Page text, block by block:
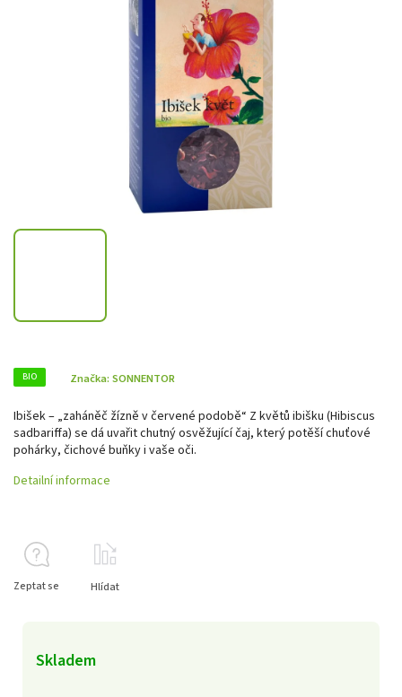
BIO Značka: SONNENTOR
Skladem
Ibišek – „zaháněč žízně v červené podobě“ Z květů ibišku (Hibiscus
sadbariffa) se dá uvařit chutný osvěžující čaj, který potěší chuťové
pohárky, čichové buňky i vaše oči.
Detailní informace
Zeptat se Hlídat